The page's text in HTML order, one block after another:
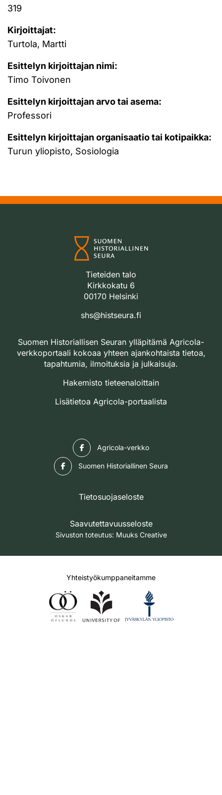
319
Kirjoittajat:
Turtola, Martti
Esittelyn kirjoittajan nimi:
Timo Toivonen
Esittelyn kirjoittajan arvo tai asema:
Professori
Esittelyn kirjoittajan organisaatio tai kotipaikka:
Turun yliopisto, Sosiologia
Tieteiden talo
Kirkkokatu 6
00170 Helsinki
shs@histseura.fi
Suomen Historiallisen Seuran ylläpitämä Agricola-
verkkoportaali kokoaa yhteen ajankohtaista tietoa,
tapahtumia, ilmoituksia ja julkaisuja.
Hakemisto tieteenaloittain
Lisätietoa Agricola-portaalista
Agricola-verkko
Suomen Historiallinen Seura
Tietosuojaseloste
Saavutettavuusseloste
Sivuston toteutus: Muuks Creative
Yhteistyökumppaneitamme